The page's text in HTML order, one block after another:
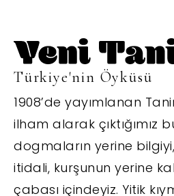
Türkiye'nin Öyküsü
1908’de yayımlanan
ilham alarak çıktığımız
dogmaların yerine
itidali, kurşunun yerine
çabası içindeyiz. Yitik